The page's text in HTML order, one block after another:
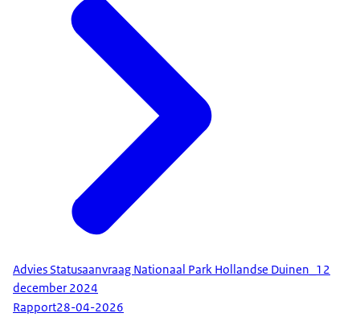
Advies Statusaanvraag Nationaal Park Hollandse Duinen_12
december 2024
Rapport28-04-2026